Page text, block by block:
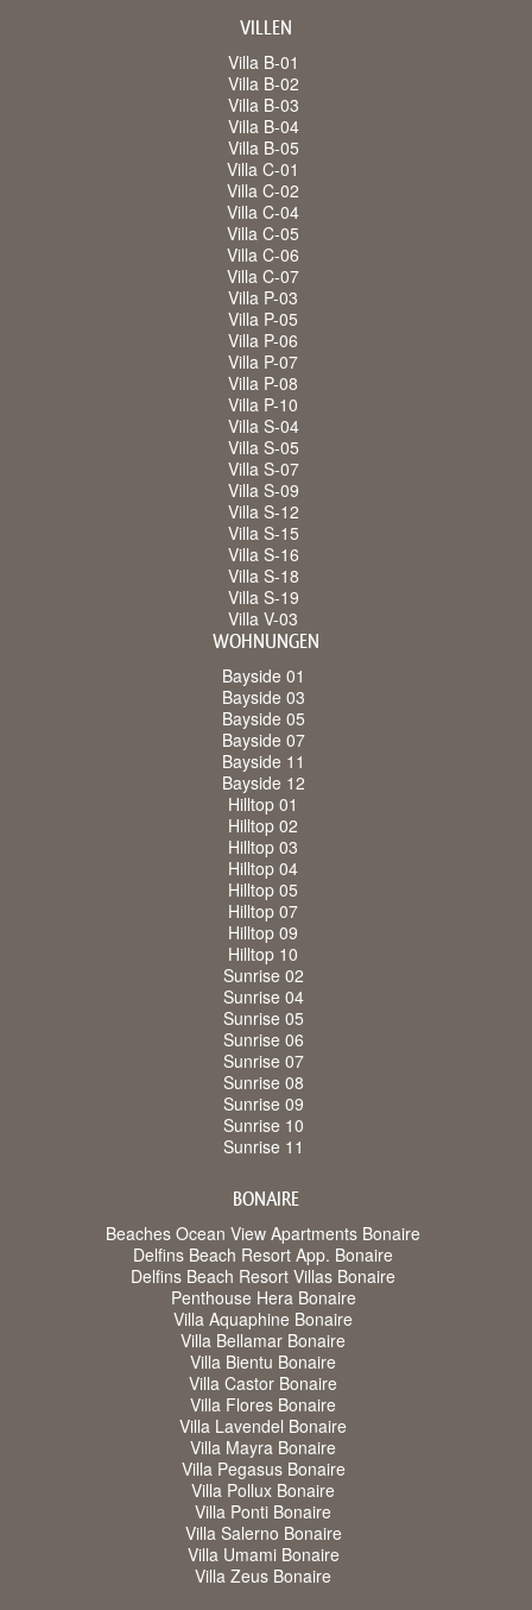
VILLEN
Villa B-01
Villa B-02
Villa B-03
Villa B-04
Villa B-05
Villa C-01
Villa C-02
Villa C-04
Villa C-05
Villa C-06
Villa C-07
Villa P-03
Villa P-05
Villa P-06
Villa P-07
Villa P-08
Villa P-10
Villa S-04
Villa S-05
Villa S-07
Villa S-09
Villa S-12
Villa S-15
Villa S-16
Villa S-18
Villa S-19
Villa V-03
WOHNUNGEN
Bayside 01
Bayside 03
Bayside 05
Bayside 07
Bayside 11
Bayside 12
Hilltop 01
Hilltop 02
Hilltop 03
Hilltop 04
Hilltop 05
Hilltop 07
Hilltop 09
Hilltop 10
Sunrise 02
Sunrise 04
Sunrise 05
Sunrise 06
Sunrise 07
Sunrise 08
Sunrise 09
Sunrise 10
Sunrise 11
BONAIRE
Beaches Ocean View Apartments Bonaire
Delfins Beach Resort App. Bonaire
Delfins Beach Resort Villas Bonaire
Penthouse Hera Bonaire
Villa Aquaphine Bonaire
Villa Bellamar Bonaire
Villa Bientu Bonaire
Villa Castor Bonaire
Villa Flores Bonaire
Villa Lavendel Bonaire
Villa Mayra Bonaire
Villa Pegasus Bonaire
Villa Pollux Bonaire
Villa Ponti Bonaire
Villa Salerno Bonaire
Villa Umami Bonaire
Villa Zeus Bonaire